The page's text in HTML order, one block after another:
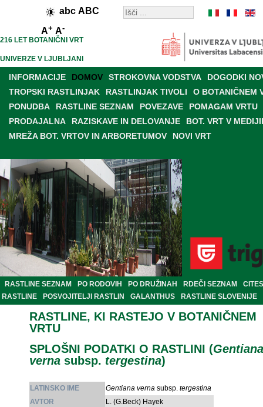
abc ABC
A+ A-
216 LET BOTANIČNI VRT
UNIVERZE V LJUBLJANI
INFORMACIJE DOMOV STROKOVNA VODSTVA
DOGODKI
TROPSKI RASTLINJAK
RASTLINJAK TIVOLI
O BOTANIČNEM
PONUDBA
RASTLINE SEZNAM POVEZAVE
POMAGAM VRTU
PRODAJALNA
RAZISKAVE IN DELOVANJE
BOT. VRT V
MREŽA BOT. VRTOV IN ARBORETUMOV
NOVI VRT
RASTLINE SEZNAM PO RODOVIH PO DRUŽINAH RDEČI SEZNAM
CITES
RASTLINE
POSVOJITELJI RASTLIN GALANTHUS RASTLINE SLOVENIJE
RASTLINE, KI RASTEJO V BOTANIČNEM
VRTU
SPLOŠNI PODATKI O RASTLINI (Gentiana
verna subsp. tergestina)
LATINSKO IME Gentiana verna subsp. tergestina
AVTOR
L. (G.Beck) Hayek